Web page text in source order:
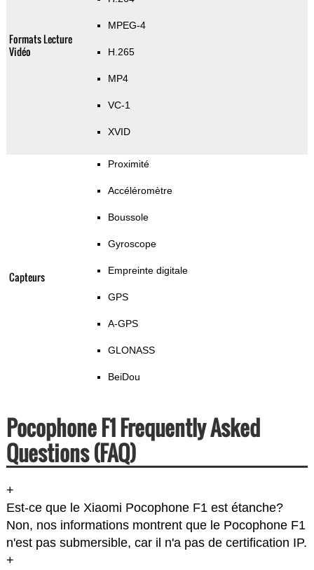
Formats Lecture
Vidéo
MPEG-4
H.265
MP4
VC-1
XVID
Capteurs
Proximité
Accéléromètre
Boussole
Gyroscope
Empreinte digitale
GPS
A-GPS
GLONASS
BeiDou
Pocophone F1 Frequently Asked
Questions (FAQ)
+
Est-ce que le Xiaomi Pocophone F1 est étanche?
Non, nos informations montrent que le Pocophone F1
n'est pas submersible, car il n'a pas de certification IP.
+